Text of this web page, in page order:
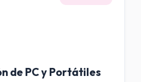
de PC y Portátiles